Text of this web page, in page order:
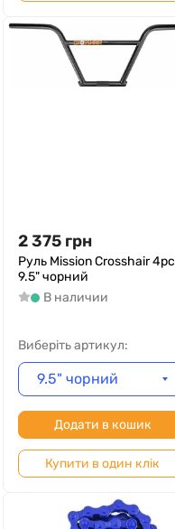
2 375 грн
Руль Mission Crosshair 4pc
9.5" чорний
В наличии
Виберіть артикул:
9.5" чорний
Додати в кошик
Купити в один клік